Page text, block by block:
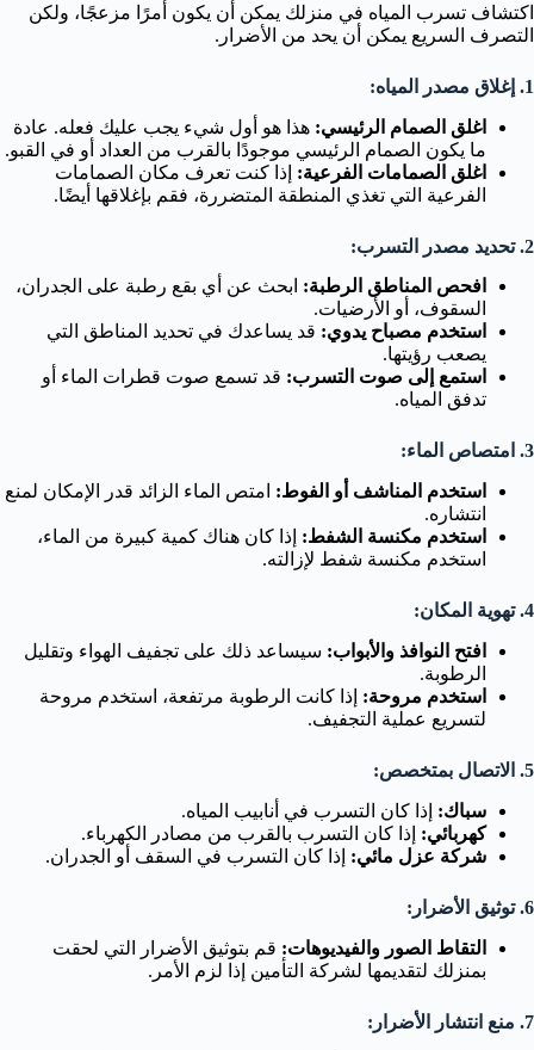
اكتشاف تسرب المياه في منزلك يمكن أن يكون أمرًا مزعجًا، ولكن
التصرف السريع يمكن أن يحد من الأضرار.
1. إغلاق مصدر المياه:
اغلق الصمام الرئيسي: هذا هو أول شيء يجب عليك فعله. عادة
ما يكون الصمام الرئيسي موجودًا بالقرب من العداد أو في القبو.
اغلق الصمامات الفرعية: إذا كنت تعرف مكان الصمامات
الفرعية التي تغذي المنطقة المتضررة، فقم بإغلاقها أيضًا.
2. تحديد مصدر التسرب:
افحص المناطق الرطبة: ابحث عن أي بقع رطبة على الجدران،
السقوف، أو الأرضيات.
استخدم مصباح يدوي: قد يساعدك في تحديد المناطق التي
يصعب رؤيتها.
استمع إلى صوت التسرب: قد تسمع صوت قطرات الماء أو
تدفق المياه.
3. امتصاص الماء:
استخدم المناشف أو الفوط: امتص الماء الزائد قدر الإمكان لمنع
انتشاره.
استخدم مكنسة الشفط: إذا كان هناك كمية كبيرة من الماء،
استخدم مكنسة شفط لإزالته.
4. تهوية المكان:
افتح النوافذ والأبواب: سيساعد ذلك على تجفيف الهواء وتقليل
الرطوبة.
استخدم مروحة: إذا كانت الرطوبة مرتفعة، استخدم مروحة
لتسريع عملية التجفيف.
5. الاتصال بمتخصص:
سباك: إذا كان التسرب في أنابيب المياه.
كهربائي: إذا كان التسرب بالقرب من مصادر الكهرباء.
شركة عزل مائي: إذا كان التسرب في السقف أو الجدران.
6. توثيق الأضرار:
التقاط الصور والفيديوهات: قم بتوثيق الأضرار التي لحقت
بمنزلك لتقديمها لشركة التأمين إذا لزم الأمر.
7. منع انتشار الأضرار: